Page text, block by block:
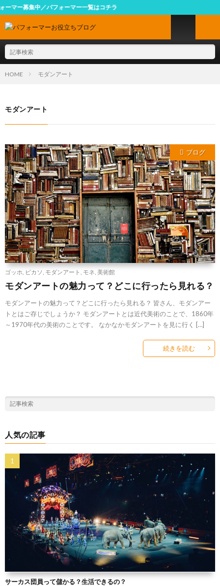
集中／パフォーマー一覧はコチラ
HOME モダンアート
モダンアート
ブログ
ゴッホ ピカソ モダンアート モネ 美術館
モダンアートの魅力って？どこに行ったら見れる？
モダンアートの魅力って？どこに行ったら見れる？ 皆さん、モダンアー
トとはご存じでしょうか？ モダンアートとは近代美術のことで、1860年
～1970年代の美術のことです。 なかなかモダンアートを見に行く […]
続きを読む
人気の記事
サーカス団員って儲かる？生活できるの？